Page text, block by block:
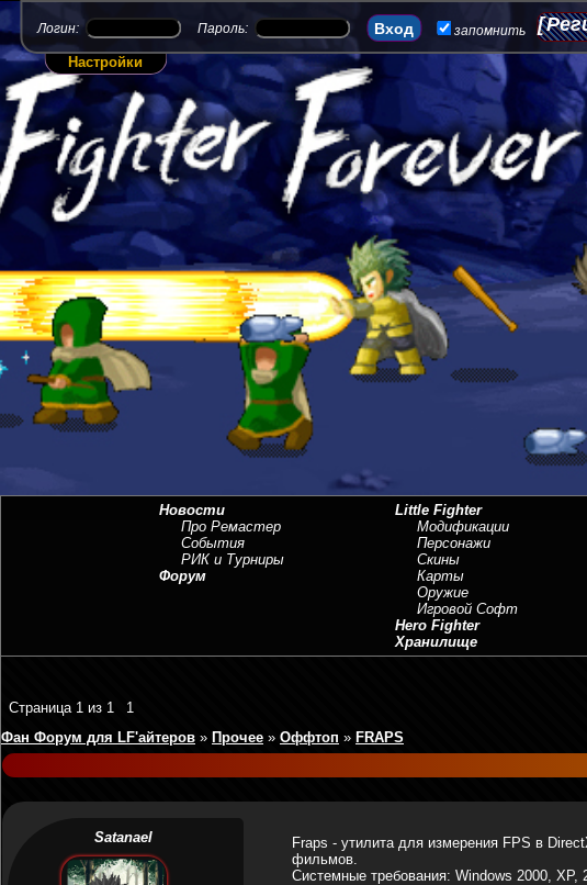
Логин: Пароль: запомнить
Настройки
Новости
Про Ремастер
События
РИК и Турниры
Форум
Little Fighter
Модификации
Персонажи
Скины
Карты
Оружие
Игровой Софт
Hero Fighter
Хранилище
Страница 1 из 1
1
Фан Форум для LF'айтеров » Прочее » Оффтоп » FRAPS
Satanael
Fraps - утилита для измерения FPS в
фильмов.
Системные требования: Windows 2000, XP,